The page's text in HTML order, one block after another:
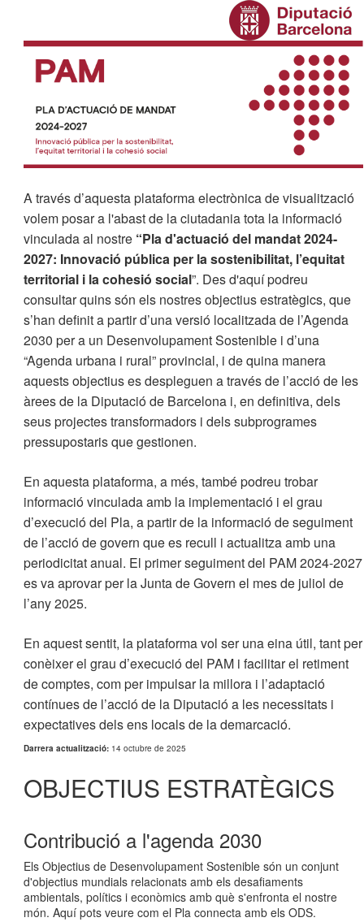
A través d’aquesta plataforma electrònica de visualització
volem posar a l'abast de la ciutadania tota la informació
vinculada al nostre “Pla d'actuació del mandat 2024-
2027: Innovació pública per la sostenibilitat, l’equitat
territorial i la cohesió social”. Des d'aquí podreu
consultar quins són els nostres objectius estratègics, que
s’han definit a partir d’una versió localitzada de l’Agenda
2030 per a un Desenvolupament Sostenible i d’una
“Agenda urbana i rural” provincial, i de quina manera
aquests objectius es despleguen a través de l’acció de les
àrees de la Diputació de Barcelona i, en definitiva, dels
seus projectes transformadors i dels subprogrames
pressupostaris que gestionen.
En aquesta plataforma, a més, també podreu trobar
informació vinculada amb la implementació i el grau
d’execució del Pla, a partir de la informació de seguiment
de l’acció de govern que es recull i actualitza amb una
periodicitat anual. El primer seguiment del PAM 2024-2027
es va aprovar per la Junta de Govern el mes de juliol de
l’any 2025.
En aquest sentit, la plataforma vol ser una eina útil, tant per
conèixer el grau d’execució del PAM i facilitar el retiment
de comptes, com per impulsar la millora i l’adaptació
contínues de l’acció de la Diputació a les necessitats i
expectatives dels ens locals de la demarcació.
Darrera actualització: 14 octubre de 2025
OBJECTIUS ESTRATÈGICS
Contribució a l'agenda 2030
Els Objectius de Desenvolupament Sostenible són un conjunt
d'objectius mundials relacionats amb els desafiaments
ambientals, polítics i econòmics amb què s'enfronta el nostre
món. Aquí pots veure com el Pla connecta amb els ODS.